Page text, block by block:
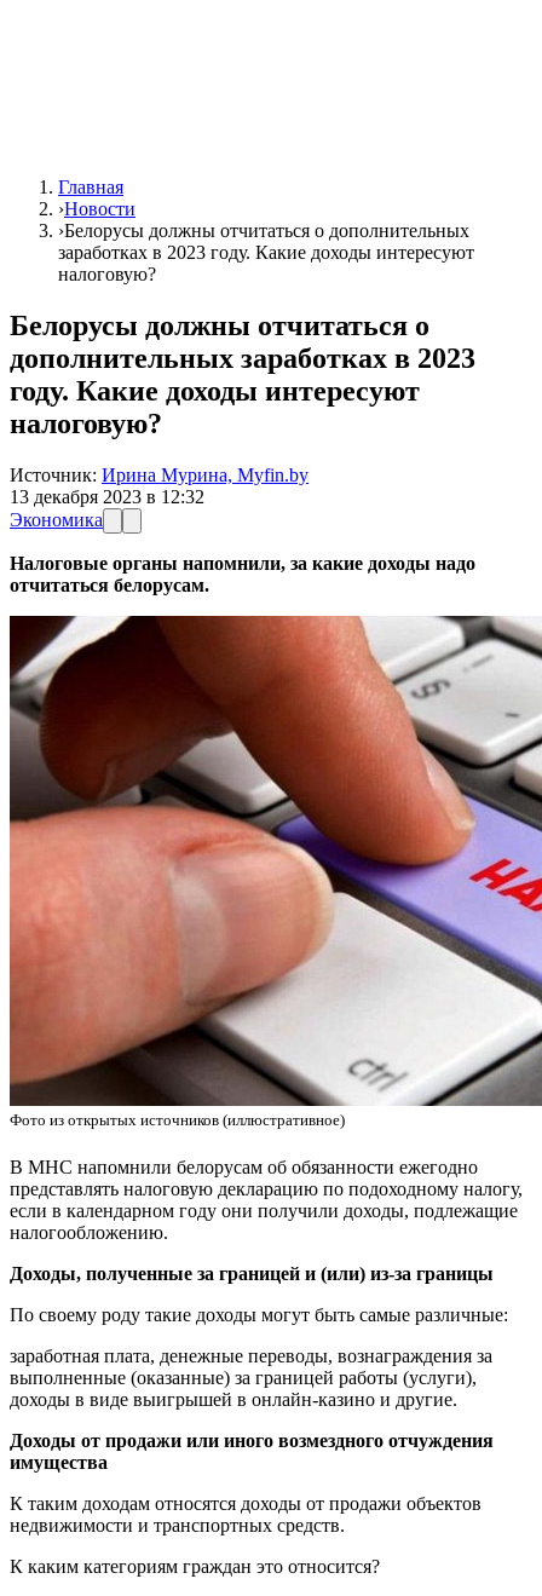
Главная
›Новости
›Белорусы должны отчитаться о дополнительных
заработках в 2023 году. Какие доходы интересуют
налоговую?
Белорусы должны отчитаться о
дополнительных заработках в 2023
году. Какие доходы интересуют
налоговую?
Источник: Ирина Мурина, Myfin.by
13 декабря 2023 в 12:32
Экономика
Налоговые органы напомнили, за какие доходы надо
отчитаться белорусам.
Фото из открытых источников (иллюстративное)
В МНС напомнили белорусам об обязанности ежегодно
представлять налоговую декларацию по подоходному налогу,
если в календарном году они получили доходы, подлежащие
налогообложению.
Доходы, полученные за границей и (или) из-за границы
По своему роду такие доходы могут быть самые различные:
заработная плата, денежные переводы, вознаграждения за
выполненные (оказанные) за границей работы (услуги),
доходы в виде выигрышей в онлайн-казино и другие.
Доходы от продажи или иного возмездного отчуждения
имущества
К таким доходам относятся доходы от продажи объектов
недвижимости и транспортных средств.
К каким категориям граждан это относится?